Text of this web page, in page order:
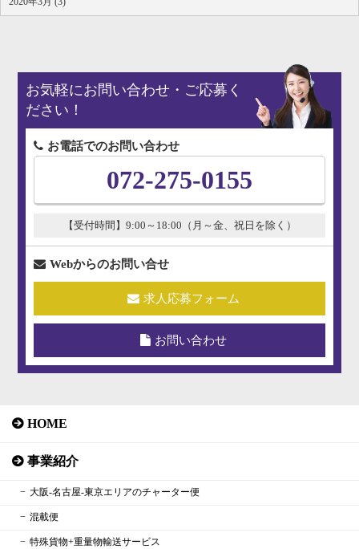
お気軽にお問い合わせ・ご応募く
ださい！
お電話でのお問い合わせ
072-275-0155
【受付時間】9:00～18:00（月～金、祝日を除く）
Webからのお問い合せ
求人応募フォーム
お問い合わせ
HOME
事業紹介
大阪‐名古屋‐東京エリアのチャーター便
混載便
特殊貨物+重量物輸送サービス